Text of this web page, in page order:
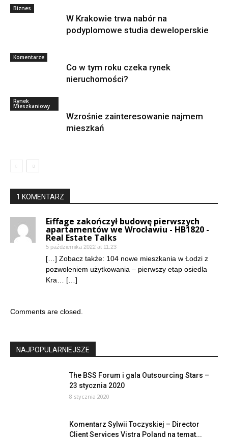
Biznes
W Krakowie trwa nabór na
podyplomowe studia deweloperskie
Komentarze
Co w tym roku czeka rynek
nieruchomości?
Rynek
Mieszkaniowy
Wzrośnie zainteresowanie najmem
mieszkań
1 KOMENTARZ
Eiffage zakończył budowę pierwszych
apartamentów we Wrocławiu - HB1820 -
Real Estate Talks
5 października 2022 at 11:23
[…] Zobacz także: 104 nowe mieszkania w Łodzi z
pozwoleniem użytkowania – pierwszy etap osiedla
Kra… […]
Comments are closed.
NAJPOPULARNIEJSZE
The BSS Forum i gala Outsourcing Stars –
23 stycznia 2020
8 stycznia 2020
Komentarz Sylwii Toczyskiej – Director
Client Services Vistra Poland na temat...